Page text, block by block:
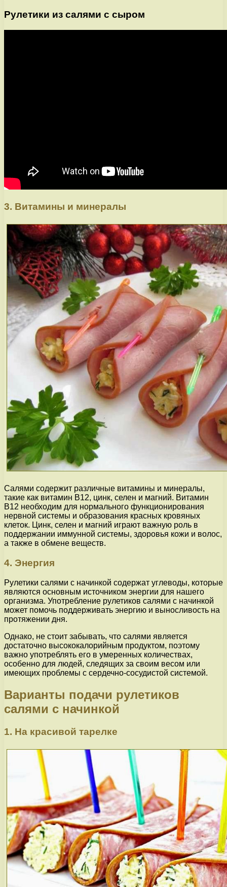
Рулетики из салями с сыром
3. Витамины и минералы
Салями содержит различные витамины и минералы,
такие как витамин В12, цинк, селен и магний. Витамин
В12 необходим для нормального функционирования
нервной системы и образования красных кровяных
клеток. Цинк, селен и магний играют важную роль в
поддержании иммунной системы, здоровья кожи и волос,
а также в обмене веществ.
4. Энергия
Рулетики салями с начинкой содержат углеводы, которые
являются основным источником энергии для нашего
организма. Употребление рулетиков салями с начинкой
может помочь поддерживать энергию и выносливость на
протяжении дня.
Однако, не стоит забывать, что салями является
достаточно высококалорийным продуктом, поэтому
важно употреблять его в умеренных количествах,
особенно для людей, следящих за своим весом или
имеющих проблемы с сердечно-сосудистой системой.
Варианты подачи рулетиков
салями с начинкой
1. На красивой тарелке